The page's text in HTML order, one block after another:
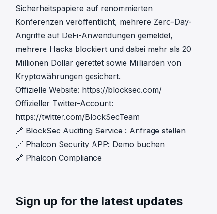
Sicherheitspapiere auf renommierten
Konferenzen veröffentlicht, mehrere Zero-Day-
Angriffe auf DeFi-Anwendungen gemeldet,
mehrere Hacks blockiert und dabei mehr als 20
Millionen Dollar gerettet sowie Milliarden von
Kryptowährungen gesichert.
Offizielle Website: https://blocksec.com/
Offizieller Twitter-Account:
https://twitter.com/BlockSecTeam
🔗 BlockSec Auditing Service : Anfrage stellen
🔗 Phalcon Security APP: Demo buchen
🔗 Phalcon Compliance
Sign up for the latest updates